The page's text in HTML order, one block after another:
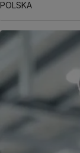
POLSKA